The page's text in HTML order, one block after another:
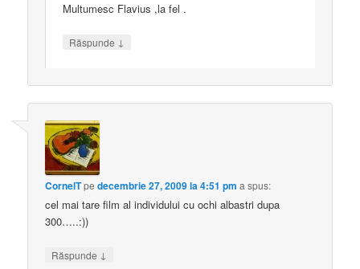
Multumesc Flavius ,la fel .
Răspunde ↓
CornelTpedecembrie 27, 2009 la 4:51 pm a spus:
cel mai tare film al individului cu ochi albastri dupa
300…..:))
Răspunde ↓